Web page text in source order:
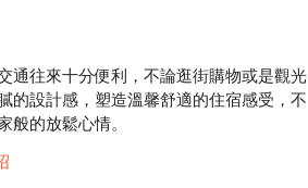
通往來十分便利，不論逛街購物或是觀光
的設計感，塑造溫馨舒適的住宿感受，不
的放鬆心情。